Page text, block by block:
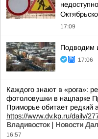
17:09
Подводим
17:06
Каждого знают в «рога»:
фотоловушки в нацпарке
Приморье обитает редкий
https://www.dv.kp.ru/daily/
Владивосток | Новости
16:57